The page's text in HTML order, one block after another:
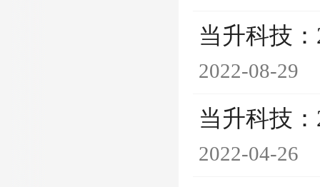
当升科技
2022-08-29
当升科技
2022-04-26